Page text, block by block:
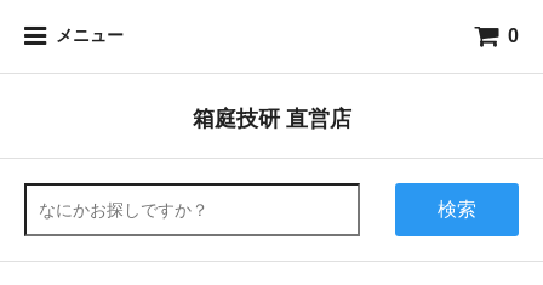
メニュー 0
箱庭技研 直営店
検索